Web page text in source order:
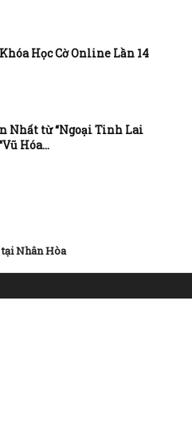
Học Cờ Online Lần 14
Nhất từ “Ngoại Tinh Lai
Hóa...
Nhân Hòa